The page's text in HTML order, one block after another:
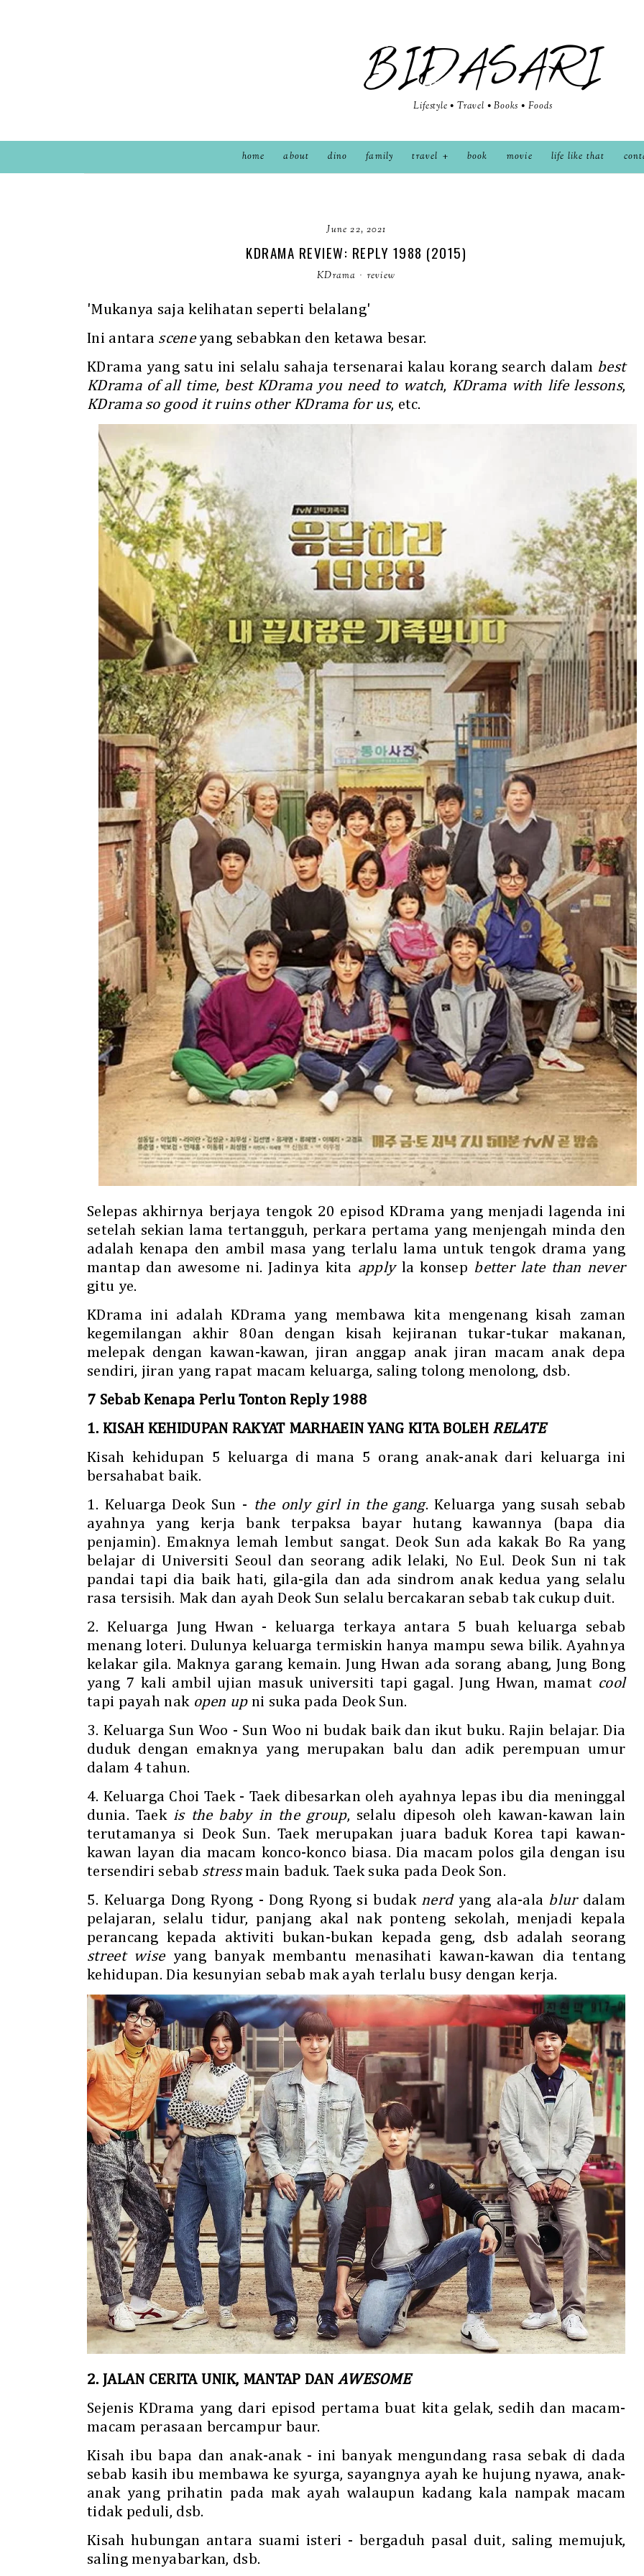
BIDASARI
Lifestyle • Travel • Books • Foods
home about dino family travel book movie life like that
June 22, 2021
KDRAMA REVIEW: REPLY 1988 (2015)
KDrama · review
'Mukanya saja kelihatan seperti belalang'
Ini antara sceneyang sebabkan den ketawa besar.
KDrama yang satu ini selalu sahaja tersenarai kalau korang search dalam best
KDrama of all time, best KDrama you need to watch, KDrama with life lessons,
KDrama so good it ruins other KDrama for us, etc.
Selepas akhirnya berjaya tengok 20 episod KDrama yang menjadi lagenda ini
setelah sekian lama tertangguh, perkara pertama yang menjengah minda den
adalah kenapa den ambil masa yang terlalu lama untuk tengok drama yang
mantap dan awesome ni. Jadinya kita applyla konsep better late than never
gitu ye.
KDrama ini adalah KDrama yang membawa kita mengenang kisah zaman
kegemilangan akhir 80an dengan kisah kejiranan tukar-tukar makanan,
melepak dengan kawan-kawan, jiran anggap anak jiran macam anak depa
sendiri, jiran yang rapat macam keluarga, saling tolong menolong, dsb.
7 Sebab Kenapa Perlu Tonton Reply 1988
1. KISAH KEHIDUPAN RAKYAT MARHAEIN YANG KITA BOLEH RELATE
Kisah kehidupan 5 keluarga di mana 5 orang anak-anak dari keluarga ini
bersahabat baik.
1. Keluarga Deok Sun - the only girl in the gang. Keluarga yang susah sebab
ayahnya yang kerja bank terpaksa bayar hutang kawannya (bapa dia
penjamin). Emaknya lemah lembut sangat. Deok Sun ada kakak Bo Ra yang
belajar di Universiti Seoul dan seorang adik lelaki, No Eul. Deok Sun ni tak
pandai tapi dia baik hati, gila-gila dan ada sindrom anak kedua yang selalu
rasa tersisih. Mak dan ayah Deok Sun selalu bercakaran sebab tak cukup duit.
2. Keluarga Jung Hwan - keluarga terkaya antara 5 buah keluarga sebab
menang loteri. Dulunya keluarga termiskin hanya mampu sewa bilik. Ayahnya
kelakar gila. Maknya garang kemain. Jung Hwan ada sorang abang, Jung Bong
yang 7 kali ambil ujian masuk universiti tapi gagal. Jung Hwan, mamat cool
tapi payah nak open upni suka pada Deok Sun.
3. Keluarga Sun Woo - Sun Woo ni budak baik dan ikut buku. Rajin belajar. Dia
duduk dengan emaknya yang merupakan balu dan adik perempuan umur
dalam 4 tahun.
4. Keluarga Choi Taek - Taek dibesarkan oleh ayahnya lepas ibu dia meninggal
dunia. Taek is the baby in the group, selalu dipesoh oleh kawan-kawan lain
terutamanya si Deok Sun. Taek merupakan juara baduk Korea tapi kawan-
kawan layan dia macam konco-konco biasa. Dia macam polos gila dengan isu
tersendiri sebab stressmain baduk. Taek suka pada Deok Son.
5. Keluarga Dong Ryong - Dong Ryong si budak nerdyang ala-ala blurdalam
pelajaran, selalu tidur, panjang akal nak ponteng sekolah, menjadi kepala
perancang kepada aktiviti bukan-bukan kepada geng, dsb adalah seorang
street wiseyang banyak membantu menasihati kawan-kawan dia tentang
kehidupan. Dia kesunyian sebab mak ayah terlalu busy dengan kerja.
2. JALAN CERITA UNIK, MANTAP DAN AWESOME
Sejenis KDrama yang dari episod pertama buat kita gelak, sedih dan macam-
macam perasaan bercampur baur.
Kisah ibu bapa dan anak-anak - ini banyak mengundang rasa sebak di dada
sebab kasih ibu membawa ke syurga, sayangnya ayah ke hujung nyawa, anak-
anak yang prihatin pada mak ayah walaupun kadang kala nampak macam
tidak peduli, dsb.
Kisah hubungan antara suami isteri - bergaduh pasal duit, saling memujuk,
saling menyabarkan, dsb.